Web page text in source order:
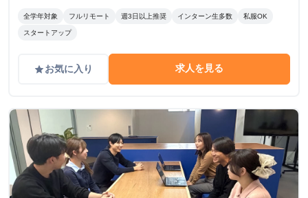
全学年対象 フルリモート 週3日以上推奨 インターン生多数 私服OK
スタートアップ
gradeお気に入り 求人を見る